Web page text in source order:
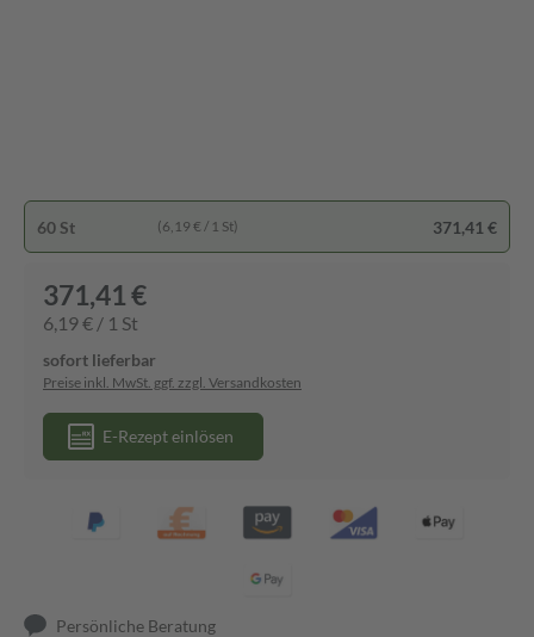
60 St (6,19 € / 1 St) 371,41 €
371,41 €
6,19 € / 1 St
sofort lieferbar
Preise inkl. MwSt. ggf. zzgl. Versandkosten
E-Rezept einlösen
Persönliche Beratung